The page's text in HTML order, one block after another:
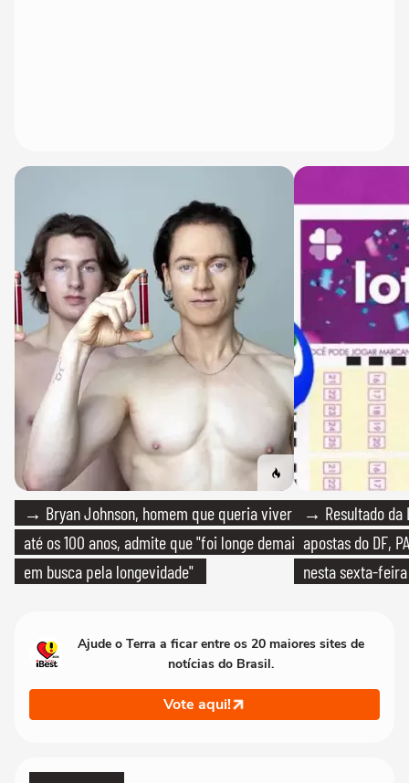
→ Bryan Johnson, homem que queria viver
até os 100 anos, admite que "foi longe demais
em busca pela longevidade"
→ Resultado da
apostas do DF,
nesta sexta-feira
Ajude o Terra a ficar entre os 20 maiores sites de
notícias do Brasil.
Vote aqui!